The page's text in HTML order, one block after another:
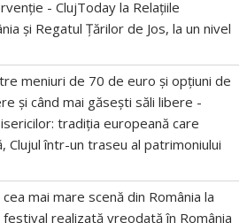
- ClujToday la Relațiile
și Regatul Țărilor de Jos, la un nivel
meniuri de 70 de euro și opțiuni de
și când mai găsești săli libere -
tradiția europeană care
Clujul într-un traseu al patrimoniului
mai mare scenă din România la
realizată vreodată în România